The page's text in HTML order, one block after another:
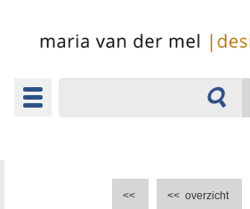
Toggle
navigation
<< << overzicht